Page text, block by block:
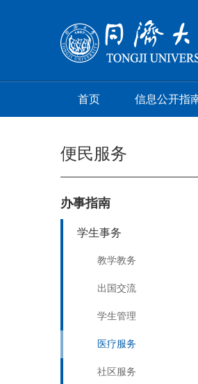
首页 信息公开指
便民服务
办事指南
学生事务
教学教务
出国交流
学生管理
医疗服务
社区服务